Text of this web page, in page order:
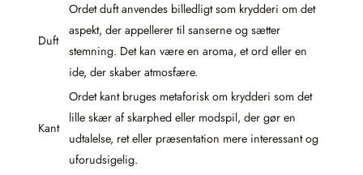
Duft
Ordet duft anvendes billedligt som krydderi om det
aspekt, der appellerer til sanserne og sætter
stemning. Det kan være en aroma, et ord eller en
ide, der skaber atmosfære.
Kant
Ordet kant bruges metaforisk om krydderi som det
lille skær af skarphed eller modspil, der gør en
udtalelse, ret eller præsentation mere interessant og
uforudsigelig.